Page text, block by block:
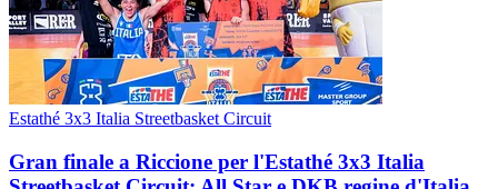
Estathé 3x3 Italia Streetbasket Circuit
Gran finale a Riccione per l'Estathé 3x3 Italia